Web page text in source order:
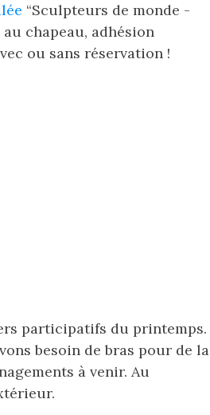
“Sculpteurs de monde -
chapeau, adhésion
ou sans réservation !
participatifs du printemps.
besoin de bras pour de la
à venir. Au